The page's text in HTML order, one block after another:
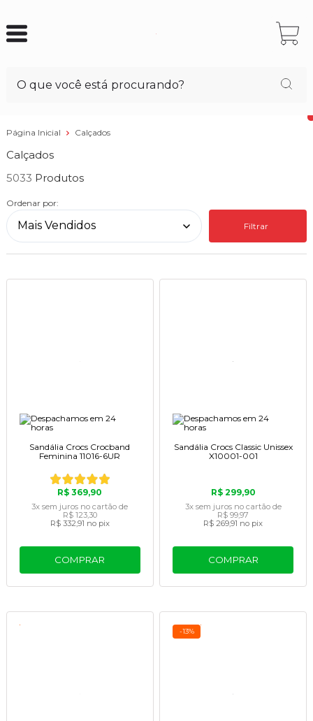
Página Inicial Calçados
Calçados
5033
Ordenar por:
Filtrar
Sandália Crocs Crocband
Feminina 11016-6UR
R$ 369,90
3x sem juros no cartão de
R$ 123,30
R$ 332,91 no pix
COMPRAR
Sandália Crocs Classic Unissex
X10001-001
R$ 299,90
3x sem juros no cartãode
R$ 99,97
R$ 269,91 no pix
COMPRAR
-13%